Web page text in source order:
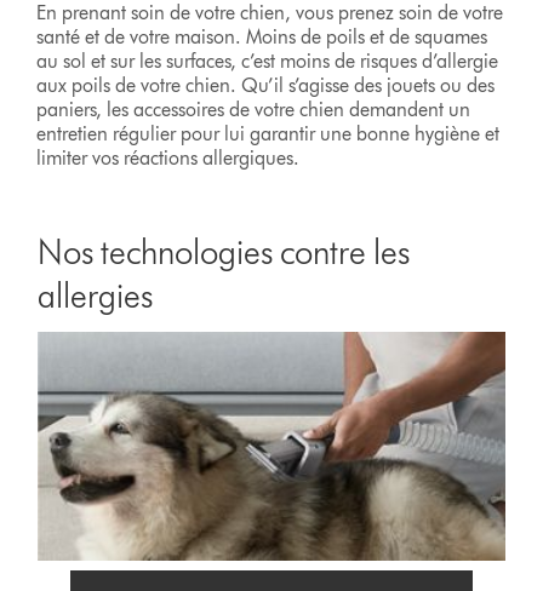
En prenant soin de votre chien, vous prenez soin de votre
santé et de votre maison. Moins de poils et de squames
au sol et sur les surfaces, c’est moins de risques d’allergie
aux poils de votre chien. Qu’il s’agisse des jouets ou des
paniers, les accessoires de votre chien demandent un
entretien régulier pour lui garantir une bonne hygiène et
limiter vos réactions allergiques.
Nos technologies contre les
allergies